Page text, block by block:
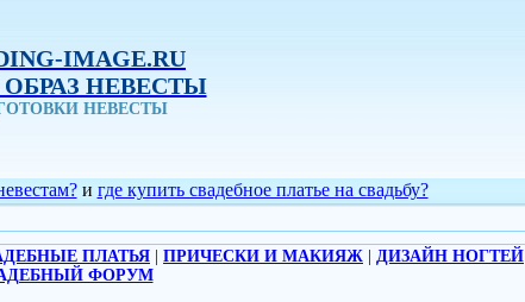
IMAGE.RU
НЕВЕСТЫ
НЕВЕСТЫ
и где купить свадебное платье на свадьбу?
ПЛАТЬЯ ПРИЧЕСКИ И МАКИЯЖ ДИЗАЙН НОГТЕЙ
ФОРУМ